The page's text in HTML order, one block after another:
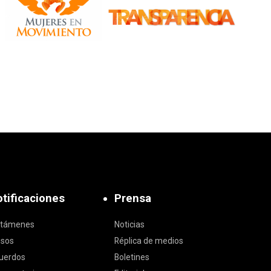
Prensa
Noticias
Réplica de medios
Boletines